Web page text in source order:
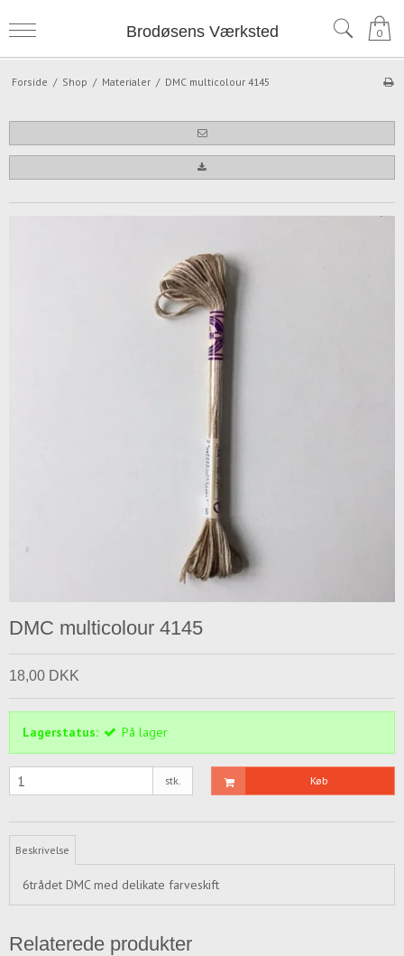
Brodøsens Værksted 0
Forside / Shop / Materialer / DMC multicolour 4145
DMC multicolour 4145
18,00 DKK
Lagerstatus: På lager
stk. Køb
Beskrivelse
6trådet DMC med delikate farveskift
Relaterede produkter